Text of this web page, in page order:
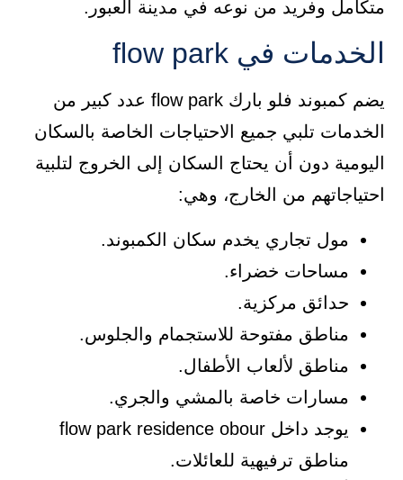
متكامل وفريد من نوعه في مدينة العبور.
الخدمات في flow park
يضم كمبوند فلو بارك flow park عدد كبير من
الخدمات تلبي جميع الاحتياجات الخاصة بالسكان
اليومية دون أن يحتاج السكان إلى الخروج لتلبية
احتياجاتهم من الخارج، وهي:
مول تجاري يخدم سكان الكمبوند.
مساحات خضراء.
حدائق مركزية.
مناطق مفتوحة للاستجمام والجلوس.
مناطق لألعاب الأطفال.
مسارات خاصة بالمشي والجري.
يوجد داخل flow park residence obour
مناطق ترفيهية للعائلات.